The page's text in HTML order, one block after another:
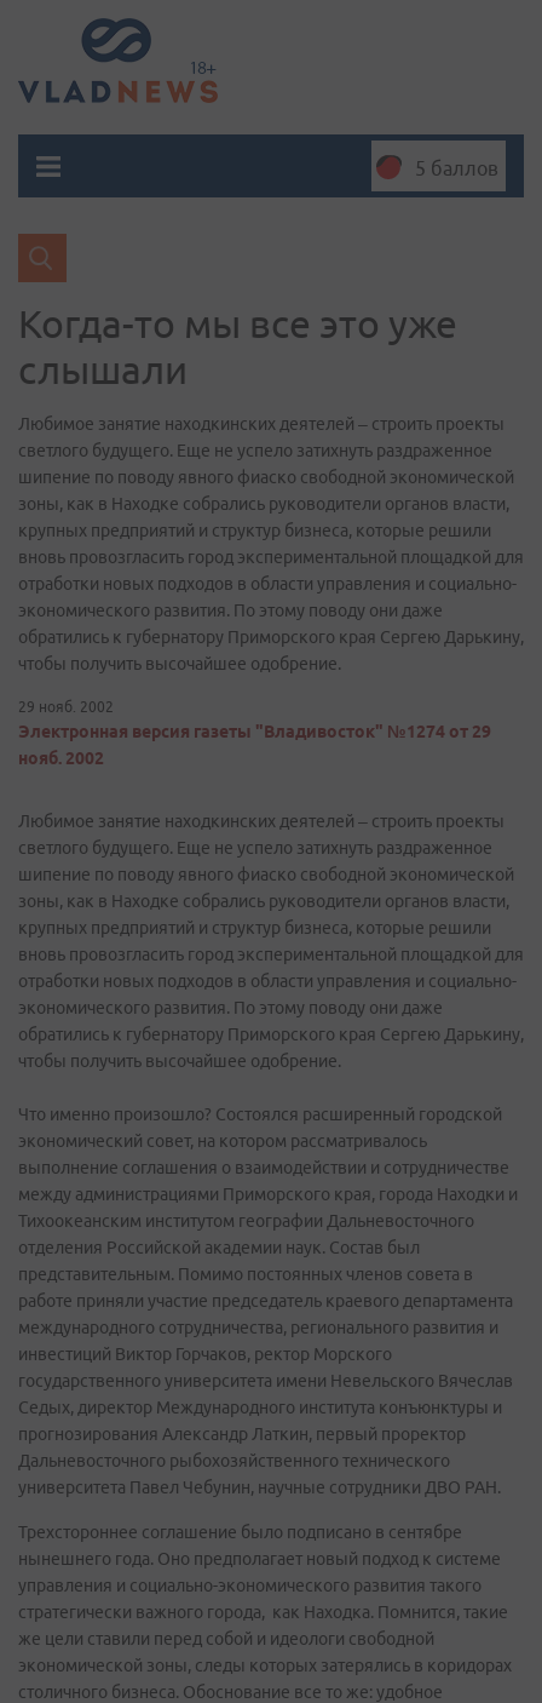
5 баллов
Когда-то мы все это уже
слышали
Любимое занятие находкинских деятелей – строить проекты
светлого будущего. Еще не успело затихнуть раздраженное
шипение по поводу явного фиаско свободной экономической
зоны, как в Находке собрались руководители органов власти,
крупных предприятий и структур бизнеса, которые решили
вновь провозгласить город экспериментальной площадкой для
отработки новых подходов в области управления и социально-
экономического развития. По этому поводу они даже
обратились к губернатору Приморского края Сергею Дарькину,
чтобы получить высочайшее одобрение.
29 нояб. 2002
Электронная версия газеты "Владивосток" №1274 от 29
нояб. 2002
Любимое занятие находкинских деятелей – строить проекты
светлого будущего. Еще не успело затихнуть раздраженное
шипение по поводу явного фиаско свободной экономической
зоны, как в Находке собрались руководители органов власти,
крупных предприятий и структур бизнеса, которые решили
вновь провозгласить город экспериментальной площадкой для
отработки новых подходов в области управления и социально-
экономического развития. По этому поводу они даже
обратились к губернатору Приморского края Сергею Дарькину,
чтобы получить высочайшее одобрение.
Что именно произошло? Состоялся расширенный городской
экономический совет, на котором рассматривалось
выполнение соглашения о взаимодействии и сотрудничестве
между администрациями Приморского края, города Находки и
Тихоокеанским институтом географии Дальневосточного
отделения Российской академии наук. Состав был
представительным. Помимо постоянных членов совета в
работе приняли участие председатель краевого департамента
международного сотрудничества, регионального развития и
инвестиций Виктор Горчаков, ректор Морского
государственного университета имени Невельского Вячеслав
Седых, директор Международного института конъюнктуры и
прогнозирования Александр Латкин, первый проректор
Дальневосточного рыбохозяйственного технического
университета Павел Чебунин, научные сотрудники ДВО РАН.
Трехстороннее соглашение было подписано в сентябре
нынешнего года. Оно предполагает новый подход к системе
управления и социально-экономического развития такого
стратегически важного города, как Находка. Помнится, такие
же цели ставили перед собой и идеологи свободной
экономической зоны, следы которых затерялись в коридорах
столичного бизнеса. Обоснование все то же: удобное